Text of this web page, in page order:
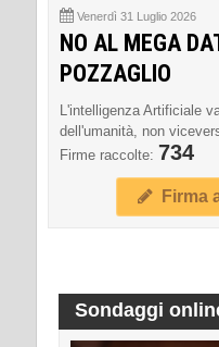
Venerdì 31 Luglio 2026
NO AL MEGA
POZZAGLIO
L'intelligenza Artificiale
dell'umanità, non
Firme raccolte: 734
Firma
Sondaggi